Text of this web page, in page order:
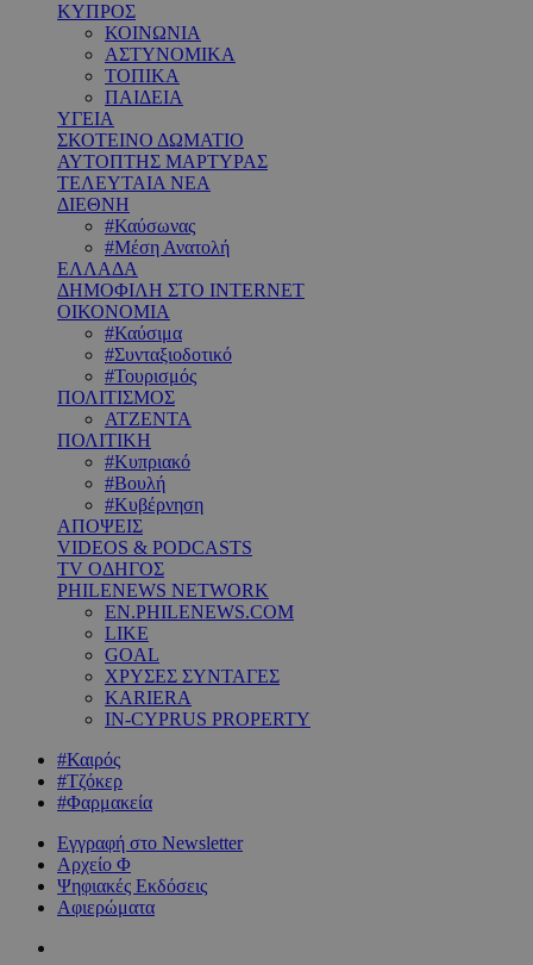
ΚΥΠΡΟΣ
ΚΟΙΝΩΝΙΑ
ΑΣΤΥΝΟΜΙΚΑ
ΤΟΠΙΚΑ
ΠΑΙΔΕΙΑ
ΥΓΕΙΑ
ΣΚΟΤΕΙΝΟ ΔΩΜΑΤΙΟ
ΑΥΤΟΠΤΗΣ ΜΑΡΤΥΡΑΣ
ΤΕΛΕΥΤΑΙΑ ΝΕΑ
ΔΙΕΘΝΗ
#Καύσωνας
#Μέση Ανατολή
ΕΛΛΑΔΑ
ΔΗΜΟΦΙΛΗ ΣΤΟ INTERNET
ΟΙΚΟΝΟΜΙΑ
#Καύσιμα
#Συνταξιοδοτικό
#Τουρισμός
ΠΟΛΙΤΙΣΜΟΣ
ΑΤΖΕΝΤΑ
ΠΟΛΙΤΙΚΗ
#Κυπριακό
#Βουλή
#Κυβέρνηση
ΑΠΟΨΕΙΣ
VIDEOS & PODCASTS
TV ΟΔΗΓΟΣ
PHILENEWS NETWORK
EN.PHILENEWS.COM
LIKE
GOAL
ΧΡΥΣΕΣ ΣΥΝΤΑΓΕΣ
KARIERA
IN-CYPRUS PROPERTY
#Καιρός
#Τζόκερ
#Φαρμακεία
Εγγραφή στο Newsletter
Αρχείο Φ
Ψηφιακές Εκδόσεις
Αφιερώματα